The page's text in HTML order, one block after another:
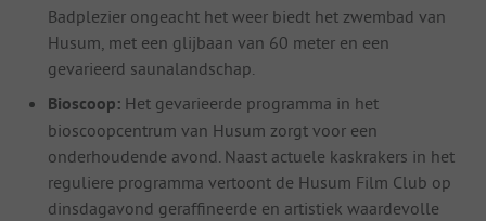
Badplezier ongeacht het weer biedt het zwembad van
Husum, met een glijbaan van 60 meter en een
gevarieerd saunalandschap.
Bioscoop: Het gevarieerde programma in het
bioscoopcentrum van Husum zorgt voor een
onderhoudende avond. Naast actuele kaskrakers in het
reguliere programma vertoont de Husum Film Club op
dinsdagavond geraffineerde en artistiek waardevolle